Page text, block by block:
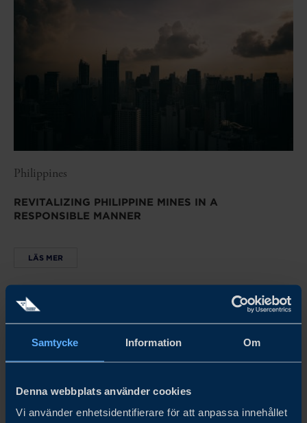
Samtycke Information Om
Denna webbplats använder cookies
Vi använder enhetsidentifierare för att anpassa innehållet
Philippines
REVITALIZING PHILIPPINE MINES IN A
RESPONSIBLE MANNER
LÄS MER